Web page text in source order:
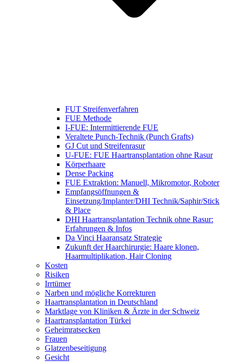
FUT Streifenverfahren
FUE Methode
I-FUE: Intermittierende FUE
Veraltete Punch-Technik (Punch Grafts)
GJ Cut und Streifenrasur
U-FUE: FUE Haartransplantation ohne Rasur
Körperhaare
Dense Packing
FUE Extraktion: Manuell, Mikromotor, Roboter
Empfangsöffnungen &
Einsetzung/Implanter/DHI Technik/Saphir/Stick
& Place
DHI Haartransplantation Technik ohne Rasur:
Erfahrungen & Infos
Da Vinci Haaransatz Strategie
Zukunft der Haarchirurgie: Haare klonen,
Haarmultiplikation, Hair Cloning
Kosten
Risiken
Irrtümer
Narben und mögliche Korrekturen
Haartransplantation in Deutschland
Marktlage von Kliniken & Ärzte in der Schweiz
Haartransplantation Türkei
Geheimratsecken
Frauen
Glatzenbeseitigung
Gesicht